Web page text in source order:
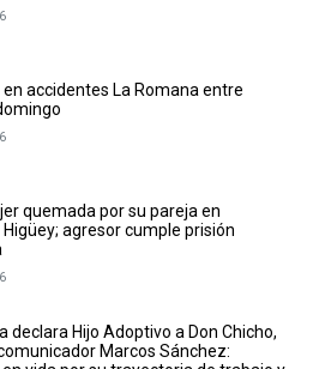
accidentes La Romana entre
quemada por su pareja en
agresor cumple prisión
declara Hijo Adoptivo a Don Chicho,
Marcos Sánchez: